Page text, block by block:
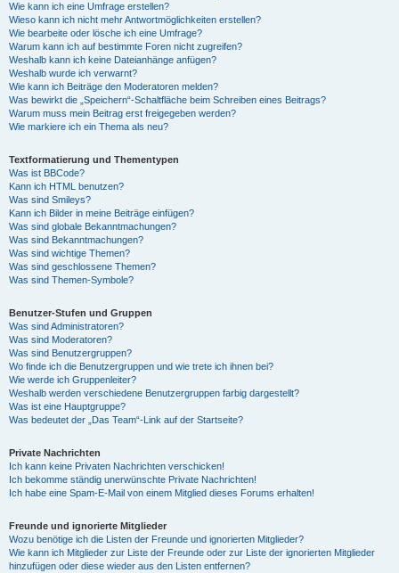
Wie kann ich eine Umfrage erstellen?
Wieso kann ich nicht mehr Antwortmöglichkeiten erstellen?
Wie bearbeite oder lösche ich eine Umfrage?
Warum kann ich auf bestimmte Foren nicht zugreifen?
Weshalb kann ich keine Dateianhänge anfügen?
Weshalb wurde ich verwarnt?
Wie kann ich Beiträge den Moderatoren melden?
Was bewirkt die „Speichern“-Schaltfläche beim Schreiben eines Beitrags?
Warum muss mein Beitrag erst freigegeben werden?
Wie markiere ich ein Thema als neu?
Textformatierung und Thementypen
Was ist BBCode?
Kann ich HTML benutzen?
Was sind Smileys?
Kann ich Bilder in meine Beiträge einfügen?
Was sind globale Bekanntmachungen?
Was sind Bekanntmachungen?
Was sind wichtige Themen?
Was sind geschlossene Themen?
Was sind Themen-Symbole?
Benutzer-Stufen und Gruppen
Was sind Administratoren?
Was sind Moderatoren?
Was sind Benutzergruppen?
Wo finde ich die Benutzergruppen und wie trete ich ihnen bei?
Wie werde ich Gruppenleiter?
Weshalb werden verschiedene Benutzergruppen farbig dargestellt?
Was ist eine Hauptgruppe?
Was bedeutet der „Das Team“-Link auf der Startseite?
Private Nachrichten
Ich kann keine Privaten Nachrichten verschicken!
Ich bekomme ständig unerwünschte Private Nachrichten!
Ich habe eine Spam-E-Mail von einem Mitglied dieses Forums erhalten!
Freunde und ignorierte Mitglieder
Wozu benötige ich die Listen der Freunde und ignorierten Mitglieder?
Wie kann ich Mitglieder zur Liste der Freunde oder zur Liste der ignorierten Mitglieder
hinzufügen oder diese wieder aus den Listen entfernen?